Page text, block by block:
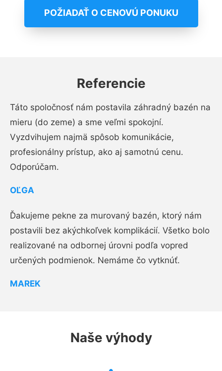
POŽIADAŤ O CENOVÚ PONUKU
Referencie
Táto spoločnosť nám postavila záhradný bazén na
mieru (do zeme) a sme veľmi spokojní.
Vyzdvihujem najmä spôsob komunikácie,
profesionálny prístup, ako aj samotnú cenu.
Odporúčam.
OĽGA
Ďakujeme pekne za murovaný bazén, ktorý nám
postavili bez akýchkoľvek komplikácií. Všetko bolo
realizované na odbornej úrovni podľa vopred
určených podmienok. Nemáme čo vytknúť.
MAREK
Naše výhody